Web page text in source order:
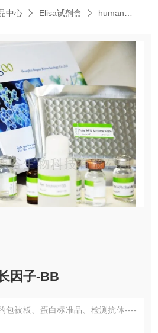
中心 Elisa试剂盒 human
因子-BB
包被板、蛋白标准品、检测抗体----